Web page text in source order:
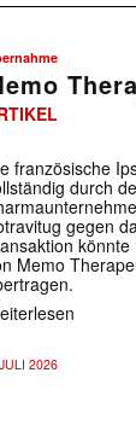
französische
durch
gegen
Memo
2026